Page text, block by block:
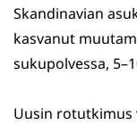
Skandinavian
kasvanut
sukupolvessa,
Uusin rotutkimus